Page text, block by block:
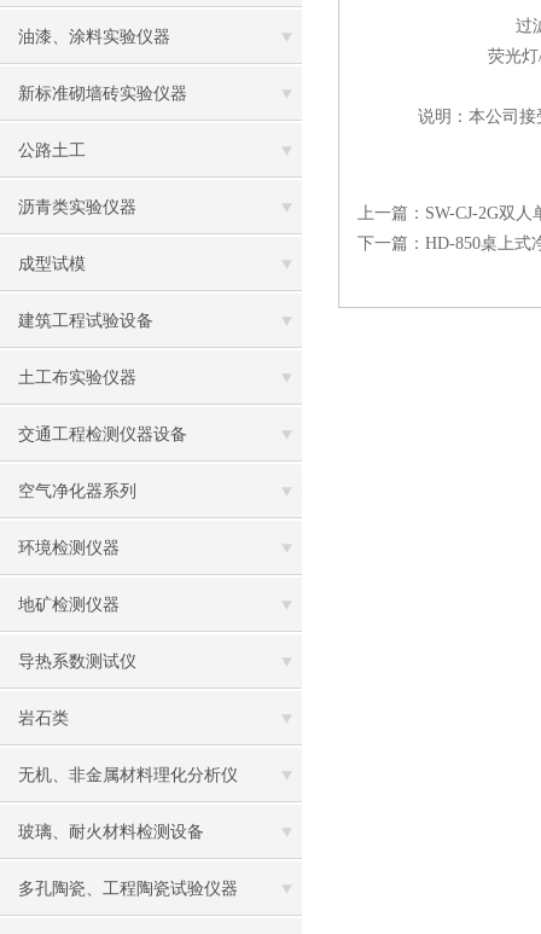
油漆、涂料实验仪器
新标准砌墙砖实验仪器
公路土工
沥青类实验仪器
成型试模
建筑工程试验设备
土工布实验仪器
交通工程检测仪器设备
空气净化器系列
环境检测仪器
地矿检测仪器
导热系数测试仪
岩石类
无机、非金属材料理化分析仪
玻璃、耐火材料检测设备
多孔陶瓷、工程陶瓷试验仪器
过
荧光
说明：本公司
上一篇： SW-CJ-2G双
下一篇： HD-850桌上式